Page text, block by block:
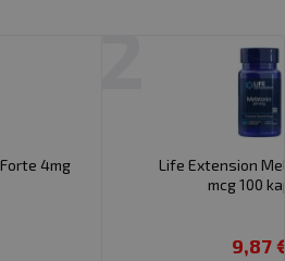
naše telo potrebuje pre
subjektívneho pocitu únavy
4mg
Life Extension
mcg 100
9,87